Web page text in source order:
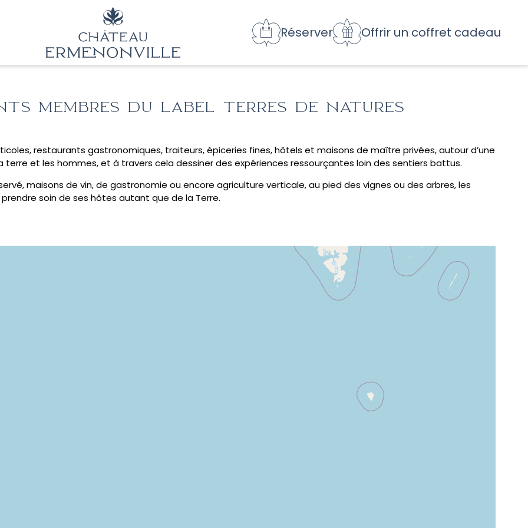
Réserver Offrir un coffret cadeau
MEMBRES DU LABEL TERRES DE NATURES
restaurants gastronomiques, traiteurs, épiceries fines, hôtels et maisons de maître privées, autour d’une
et les hommes, et à travers cela dessiner des expériences ressourçantes loin des sentiers battus.
maisons de vin, de gastronomie ou encore agriculture verticale, au pied des vignes ou des arbres, les
soin de ses hôtes autant que de la Terre.